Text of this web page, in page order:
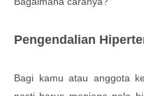
Pengendalian
Bagi kamu atau anggota